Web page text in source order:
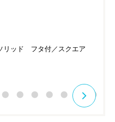
リッド フタ付／スクエア